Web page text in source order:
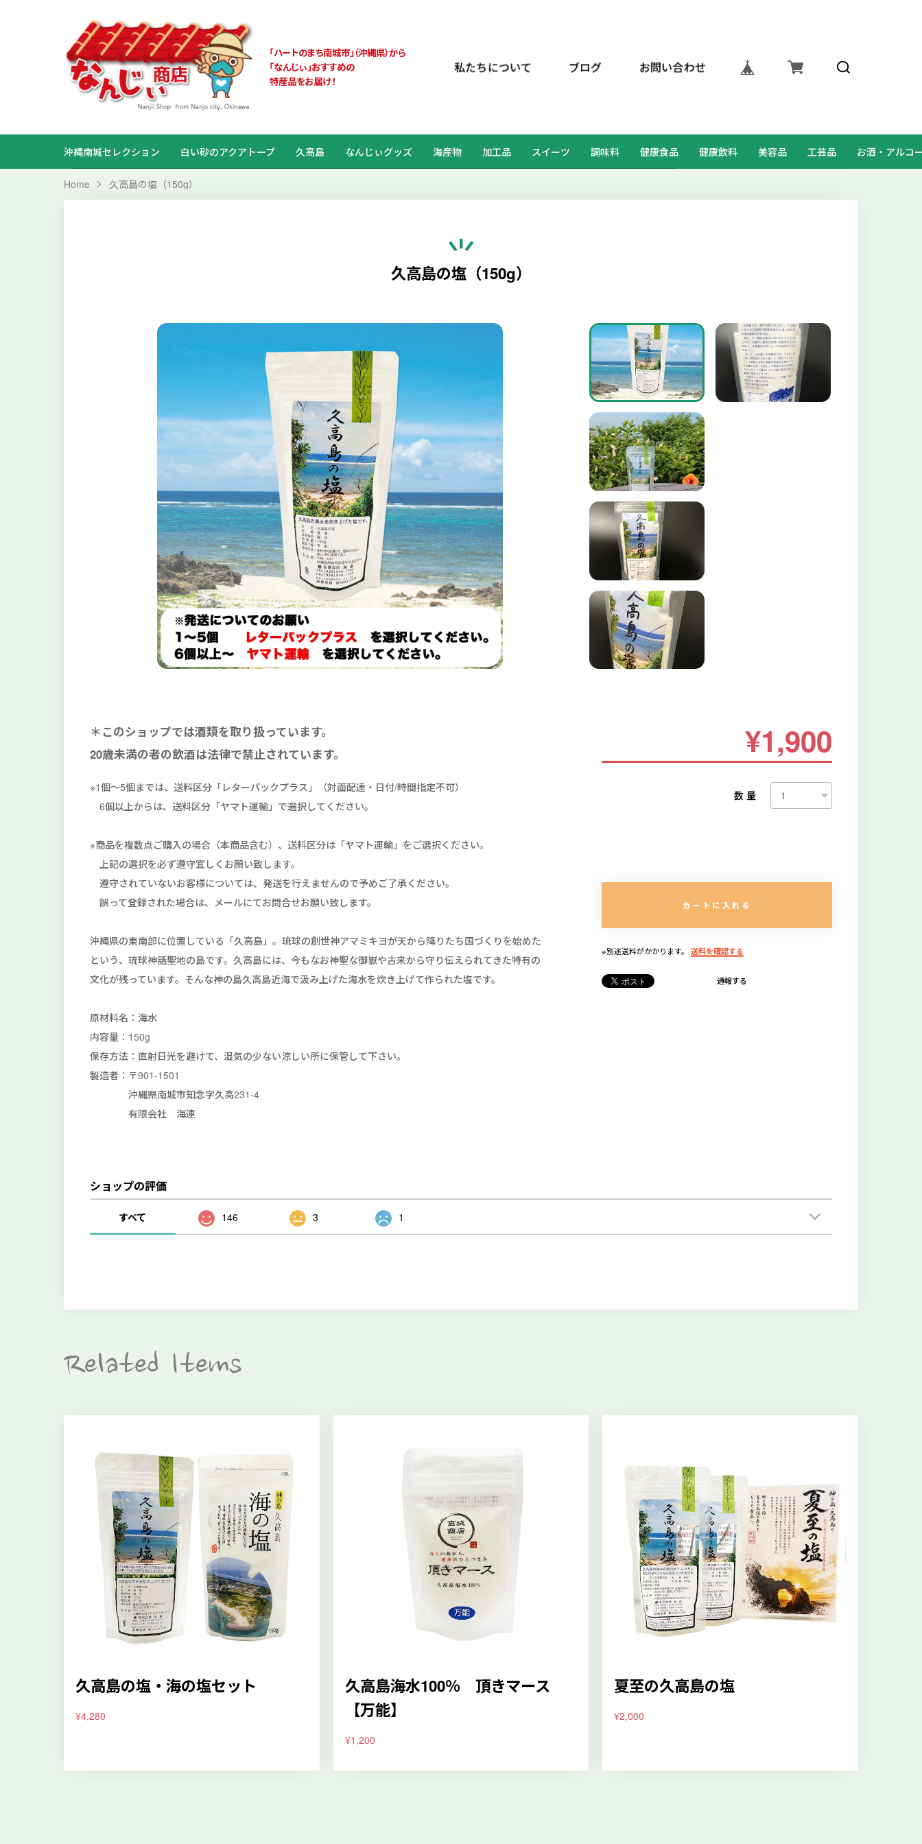
「ハートのまち南城市」 （沖縄県）から
「なんじぃ」おすすめの
特産品をお届け！
私たちについて ブログ お問い合わせ
沖縄南城セレクション 白い砂のアクアトープ 久高島 なんじぃグッズ 海産物 加工品 スイーツ 調味料 健康食品 健康飲料 美容品 工芸品 お酒・アルコ
Home 久高島の塩（150g）
久高島の塩（150g）
＊このショップでは酒類を取り扱っています。
20歳未満の者の飲酒は法律で禁止されています。
※1個～5個までは、送料区分「レターパックプラス」（対面配達・日付/時間指定不可）
6個以上からは、送料区分「ヤマト運輸」で選択してください。
※商品を複数点ご購入の場合（本商品含む）、送料区分は「ヤマト運輸」をご選択ください。
上記の選択を必ず遵守宜しくお願い致します。
遵守されていないお客様については、発送を行えませんので予めご了承ください。
誤って登録された場合は、メールにてお問合せお願い致します。
沖縄県の東南部に位置している「久高島」。琉球の創世神アマミキヨが天から降りたち国づくりを始めた
という、琉球神話聖地の島です。久高島には、今もなお神聖な御嶽や古来から守り伝えられてきた特有の
文化が残っています。そんな神の島久高島近海で汲み上げた海水を炊き上げて作られた塩です。
原材料名：海水
内容量：150g
保存方法：直射日光を避けて、湿気の少ない涼しい所に保管して下さい。
製造者：〒901-1501
沖縄県南城市知念字久高231-4
有限会社 海連
¥1,900
数量
カートに入れる
※別途送料がかかります。 送料を確認する
通報する
ショップの評価
すべて 146 3 1
Related Items
久高島の塩・海の塩セット
¥4,280
久高島海水100％ 頂きマース
【万能】
¥1,200
夏至の久高島の塩
¥2,000